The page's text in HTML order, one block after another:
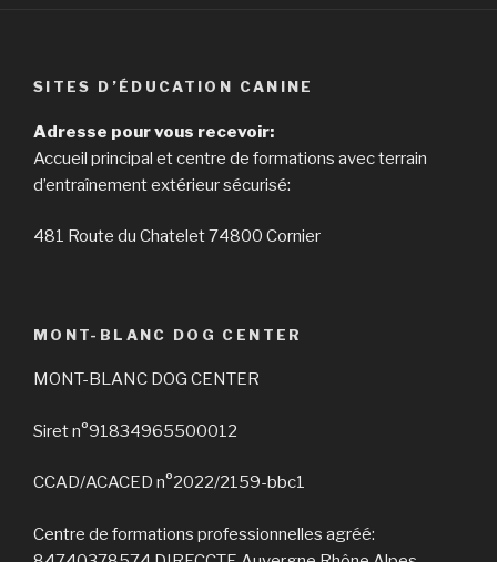
SITES D’ÉDUCATION CANINE
Adresse pour vous recevoir:
Accueil principal et centre de formations avec terrain
d’entraînement extérieur sécurisé:
481 Route du Chatelet 74800 Cornier
MONT-BLANC DOG CENTER
MONT-BLANC DOG CENTER
Siret n°91834965500012
CCAD/ACACED n°2022/2159-bbc1
Centre de formations professionnelles agréé: